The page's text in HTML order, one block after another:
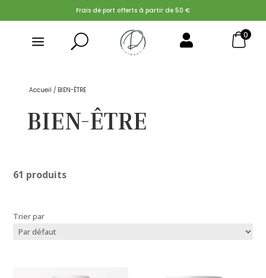
Frais de port offerts à partir de 50 €
U  0
Accueil / BIEN-ÊTRE
BIEN-ÊTRE
61 produits
Trier par